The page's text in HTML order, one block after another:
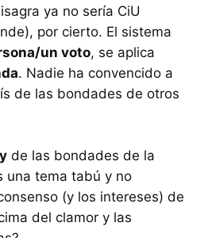
ya no sería CiU
por cierto. El sistema
un voto, se aplica
. Nadie ha convencido a
de las bondades de otros
de las bondades de la
una tema tabú y no
(y los intereses) de
del clamor y las